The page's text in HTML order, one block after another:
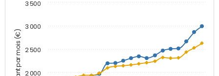
Montant par mois (€) 2 000
2 500
3 000
3 500